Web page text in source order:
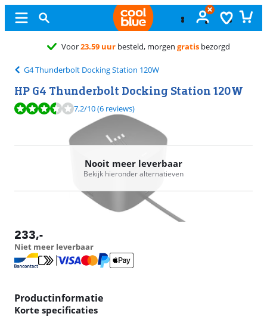
Gratis
G4 Thunderbolt Docking Station 120W
HP G4 Thunderbolt Docking Station 120W
Beoordeling is 7,2 van de 10, gebaseerd op 6 reviews.
7,2/10(6 reviews)
Nooit meer leverbaar
Bekijk hieronder alternatieven
233,-
Niet meer leverbaar
Productinformatie
Korte specificaties